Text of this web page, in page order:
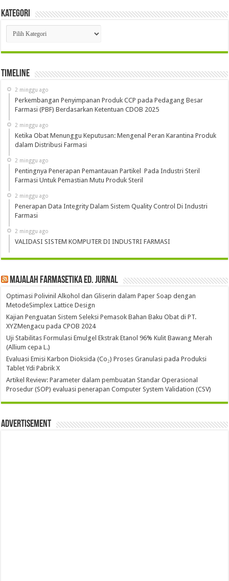
Kategori
Kategori
Timeline
2 minggu ago
Perkembangan Penyimpanan Produk CCP pada Pedagang Besar
Farmasi (PBF) Berdasarkan Ketentuan CDOB 2025
2 minggu ago
Ketika Obat Menunggu Keputusan: Mengenal Peran Karantina Produk
dalam Distribusi Farmasi
2 minggu ago
Pentingnya Penerapan Pemantauan Partikel Pada Industri Steril
Farmasi Untuk Pemastian Mutu Produk Steril
2 minggu ago
Penerapan Data Integrity Dalam Sistem Quality Control Di Industri
Farmasi
2 minggu ago
VALIDASI SISTEM KOMPUTER DI INDUSTRI FARMASI
Majalah Farmasetika Ed. Jurnal
Optimasi Polivinil Alkohol dan Gliserin dalam Paper Soap dengan
MetodeSimplex Lattice Design
Kajian Penguatan Sistem Seleksi Pemasok Bahan Baku Obat di PT.
XYZMengacu pada CPOB 2024
Uji Stabilitas Formulasi Emulgel Ekstrak Etanol 96% Kulit Bawang Merah
(Allium cepa L.)
Evaluasi Emisi Karbon Dioksida (Co₂) Proses Granulasi pada Produksi
Tablet Ydi Pabrik X
Artikel Review: Parameter dalam pembuatan Standar Operasional
Prosedur (SOP) evaluasi penerapan Computer System Validation (CSV)
Advertisement